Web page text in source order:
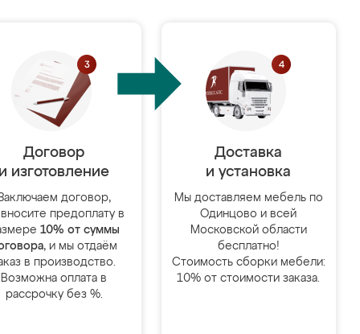
Договор
изготовление
договор,
предоплату в
10% от суммы
, и мы отдаём
в производство.
Возможна оплата в
рассрочку без %.
Доставка
и установка
Мы доставляем мебель по
Одинцово и всей
Московской области
бесплатно!
Стоимость сборки мебели:
10% от стоимости заказа.